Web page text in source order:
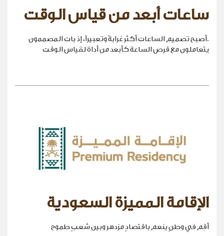
ساعات أبعد من قياس الوقت
.أصبح تصميم الساعات أكثر غرابةً وتعبيراً، إذ بات المصممون
يتعاملون مع قرص الساعة كأبعد من أداة لقياس الوقت
الإقامة المميزة السعودية
أقِم في وطنٍ ينعم باقتصادٍ مزدهر وبين شعبٍ طموح